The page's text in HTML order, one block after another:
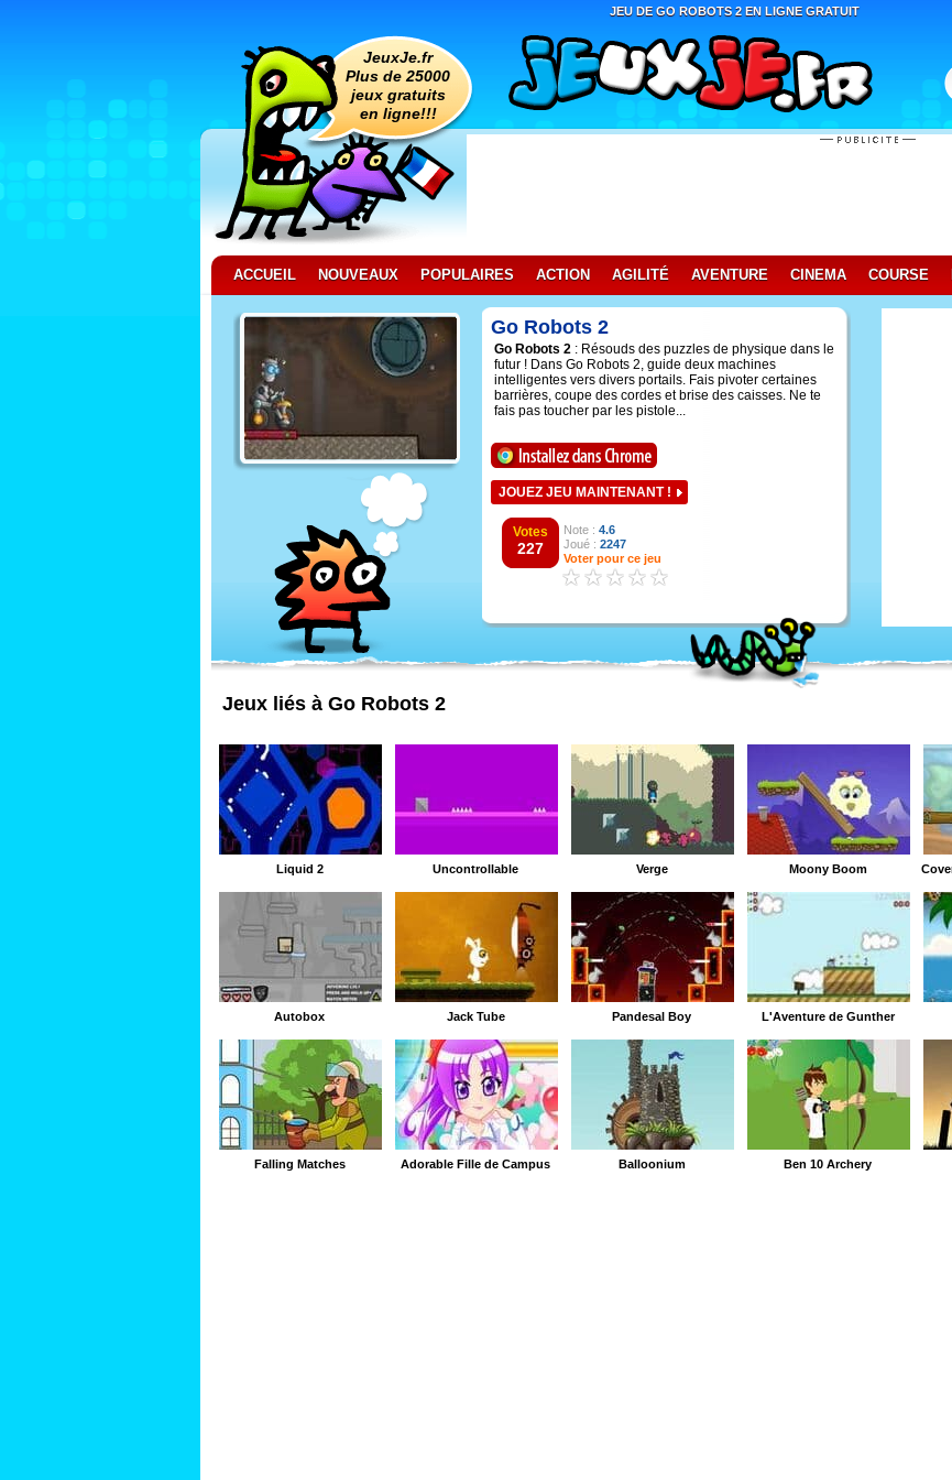
JEU DE GO ROBOTS 2 EN LIGNE GRATUIT
JeuxJe.fr
Plus de 25000
jeux gratuits
en ligne!!!
ACCUEIL NOUVEAUX POPULAIRES ACTION AGILITÉ AVENTURE CINEMA COURSE
Go Robots 2
Go Robots 2 : Résouds des puzzles de physique dans le
futur ! Dans Go Robots 2, guide deux machines
intelligentes vers divers portails. Fais pivoter certaines
barrières, coupe des cordes et brise des caisses. Ne te
fais pas toucher par les pistole...
JOUEZ JEU MAINTENANT !
Votes
227
Note : 4.6
Joué : 2247
Voter pour ce jeu
Jeux liés à Go Robots 2
Liquid 2 Uncontrollable Verge Moony Boom
Autobox Jack Tube Pandesal Boy L'Aventure de Gunther
Falling Matches Adorable Fille de Campus Balloonium Ben 10 Archery